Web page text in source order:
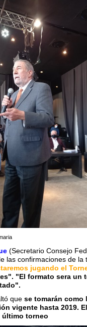
(Secretario Consejo
las confirmaciones de la
jugando el
"El formato sera un
que se tomarán
vigente hasta 2019.
último torneo